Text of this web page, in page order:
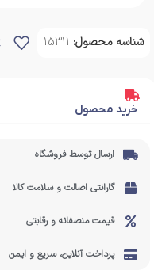
شناسه محصول: 15311
خرید محصول
ارسال توسط فروشگاه
گارانتی اصالت و سلامت کالا
قیمت منصفانه و رقابتی
پرداخت آنلاین، سریع و ایمن